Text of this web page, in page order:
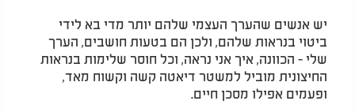
יש אנשים שהערך העצמי שלהם יותר מדי בא לידי
ביטוי בנראות שלהם, ולכן הם בטעות חושבים, הערך
שלי - הכוונה, איך אני נראה, וכל חוסר שלימות בנראות
החיצונית מוביל למשטר דיאטה קשה וקשוח מאד,
ופעמים אפילו מסכן חיים.